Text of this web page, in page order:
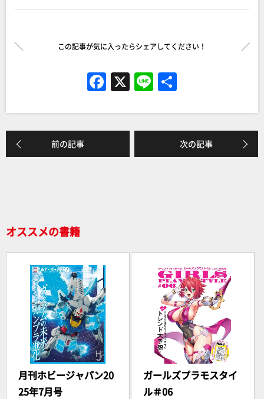
この記事が気に入ったらシェアしてください！
F
a
c
e
b
X Li
n
e
前の記事 次の記事
オススメの書籍
月刊ホビージャパン20
25年7月号
ガールズプラモスタイ
ル＃06